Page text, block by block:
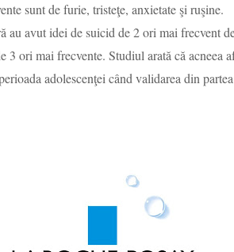
sunt de furie, tristeţe, anxietate şi ruşine.
au avut idei de suicid de 2 ori mai frecvent
3 ori mai frecvente. Studiul arată că acneea
adolescenţei când validarea din